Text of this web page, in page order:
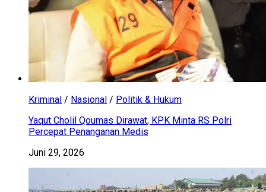
Kriminal / Nasional / Politik & Hukum
Yaqut Cholil Qoumas Dirawat, KPK Minta RS Polri
Percepat Penanganan Medis
Juni 29, 2026